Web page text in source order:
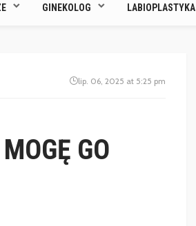
GINEKOLOG LABIOPLASTYKA
lip. 06, 2025 at 5:25 pm
GO